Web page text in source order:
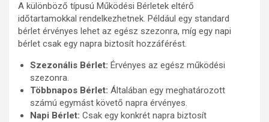
A különböző típusú Működési Bérletek eltérő
időtartamokkal rendelkezhetnek. Például egy standard
bérlet érvényes lehet az egész szezonra, míg egy napi
bérlet csak egy napra biztosít hozzáférést.
Szezonális Bérlet: Érvényes az egész működési
szezonra.
Többnapos Bérlet: Általában egy meghatározott
számú egymást követő napra érvényes.
Napi Bérlet: Csak egy konkrét napra biztosít